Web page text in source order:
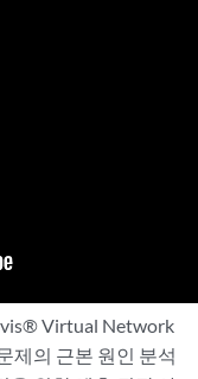
Virtual Network
제의 근본 원인 분석